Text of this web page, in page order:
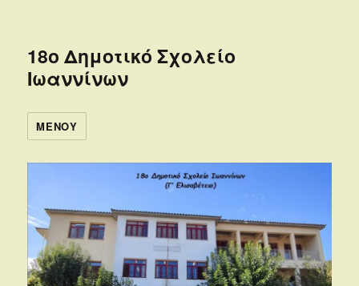
18ο Δημοτικό Σχολείο
Ιωαννίνων
ΜΕΝΟΎ